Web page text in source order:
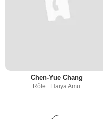
Chen-Yue Chang
Rôle : Haiya Amu